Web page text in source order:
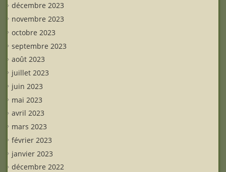
décembre 2023
novembre 2023
octobre 2023
septembre 2023
août 2023
juillet 2023
juin 2023
mai 2023
avril 2023
mars 2023
février 2023
janvier 2023
décembre 2022